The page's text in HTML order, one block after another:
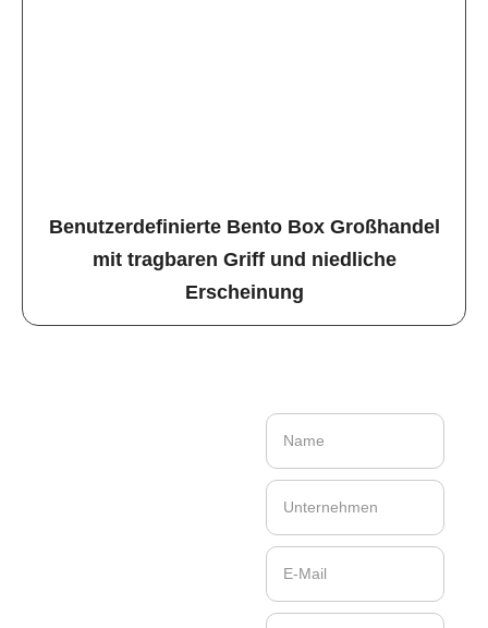
Benutzerdefinierte Bento Box Großhandel
mit tragbaren Griff und niedliche
Erscheinung